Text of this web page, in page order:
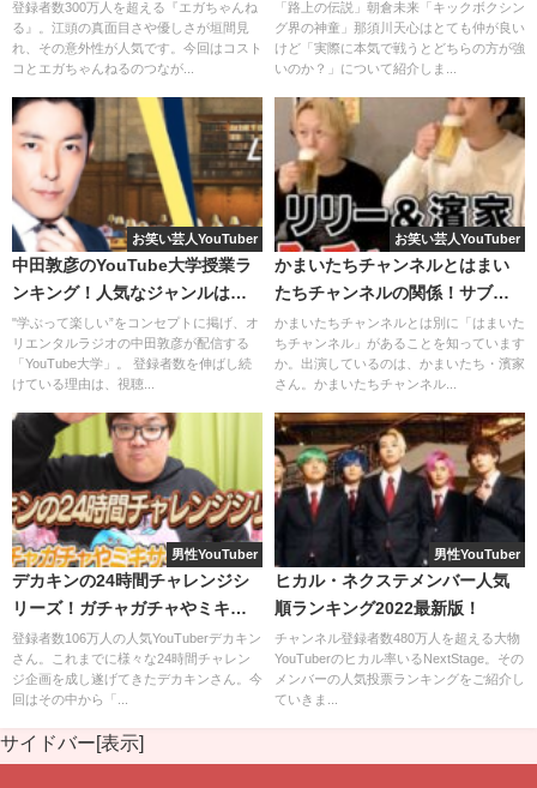
登録者数300万人を超える『エガちゃんね
る』。江頭の真面目さや優しさが垣間見
れ、その意外性が人気です。今回はコスト
コとエガちゃんねるのつなが...
「路上の伝説」朝倉未来「キックボクシン
グ界の神童」那須川天心はとても仲が良い
けど「実際に本気で戦うとどちらの方が強
いのか？」について紹介しま...
お笑い芸人YouTuber
中田敦彦のYouTube大学授業ラ
ンキング！人気なジャンルは一
体どれ？
"学ぶって楽しい”をコンセプトに掲げ、オ
リエンタルラジオの中田敦彦が配信する
「YouTube大学」。 登録者数を伸ばし続
けている理由は、視聴...
お笑い芸人YouTuber
かまいたちチャンネルとはまい
たちチャンネルの関係！サブチ
ャンネルではないって本当？
かまいたちチャンネルとは別に「はまいた
ちチャンネル」があることを知っています
か。出演しているのは、かまいたち・濱家
さん。かまいたちチャンネル...
男性YouTuber
デカキンの24時間チャレンジシ
リーズ！ガチャガチャやミキサ
ーのみ生活など過酷な内容！？
登録者数106万人の人気YouTuberデカキン
さん。これまでに様々な24時間チャレン
ジ企画を成し遂げてきたデカキンさん。今
回はその中から「...
男性YouTuber
ヒカル・ネクステメンバー人気
順ランキング2022最新版！
チャンネル登録者数480万人を超える大物
YouTuberのヒカル率いるNextStage。その
メンバーの人気投票ランキングをご紹介し
ていきま...
サイドバー[表示]